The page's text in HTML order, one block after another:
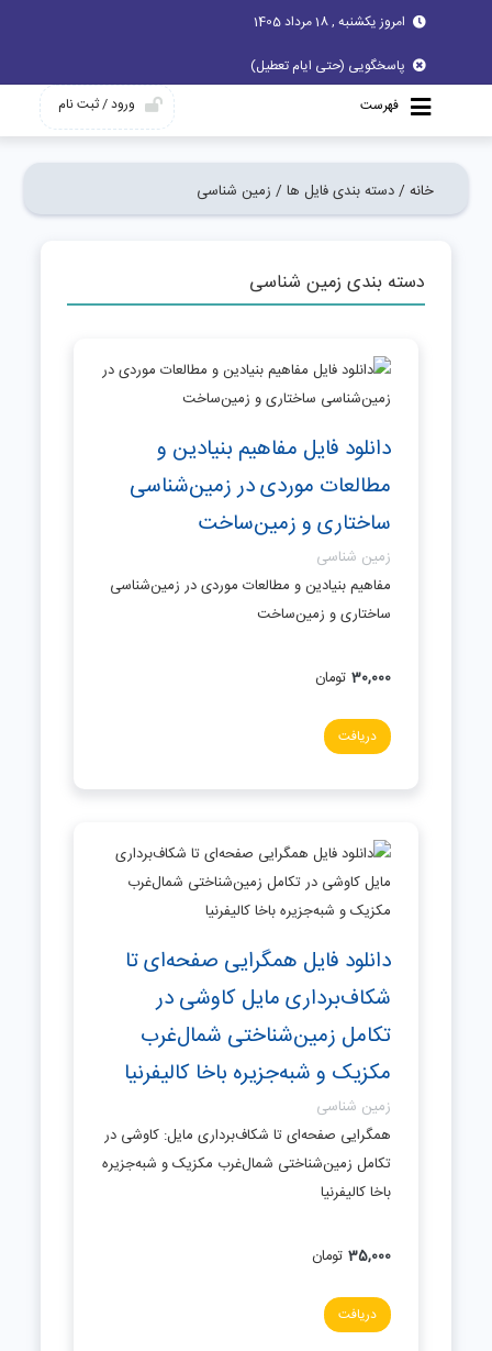
امروز یکشنبه , 18 مرداد 1405
پاسخگویی (حتی ایام تعطیل)
فهرست
ورود / ثبت نام
خانه / دسته بندی فایل ها / زمین شناسی
دسته بندی زمین شناسی
دانلود فایل مفاهیم بنیادین و
مطالعات موردی در زمین‌شناسی
ساختاری و زمین‌ساخت
زمین شناسی
مفاهیم بنیادین و مطالعات موردی در زمین‌شناسی
ساختاری و زمین‌ساخت
30,000 تومان
دریافت
دانلود فایل همگرایی صفحه‌ای تا
شکاف‌برداری مایل کاوشی در
تکامل زمین‌شناختی شمال‌غرب
مکزیک و شبه‌جزیره باخا کالیفرنیا
زمین شناسی
همگرایی صفحه‌ای تا شکاف‌برداری مایل: کاوشی در
تکامل زمین‌شناختی شمال‌غرب مکزیک و شبه‌جزیره
باخا کالیفرنیا
35,000 تومان
دریافت